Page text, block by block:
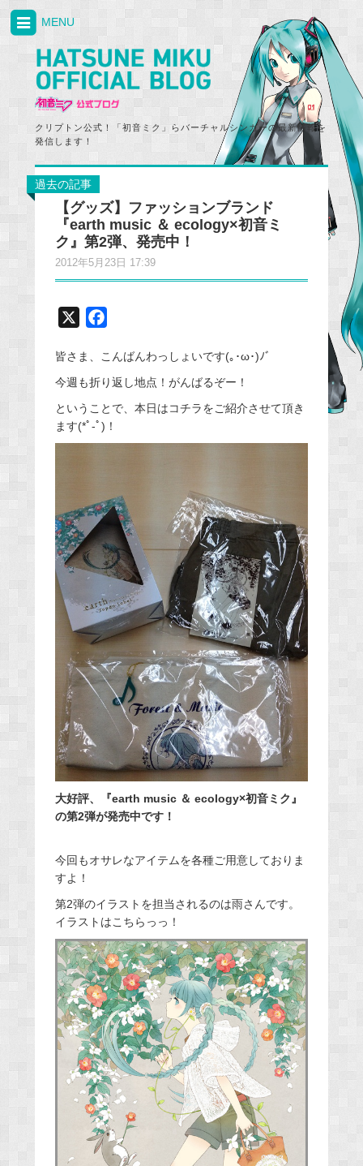
クリプトン公式！「初音ミク」らバーチャルシンガーの最新情報を
発信します！
MENU
過去の記事
【グッズ】ファッションブランド
『earth music ＆ ecology×初音ミ
ク』第2弾、発売中！
2012年5月23日 17:39
c
e
o
o
皆さま、こんばんわっしょいです(｡･ω･)ﾉﾞ
今週も折り返し地点！がんばるぞー！
ということで、本日はコチラをご紹介させて頂き
ます(*ﾟ-ﾟ)！
大好評、『earth music ＆ ecology×初音ミク』
の第2弾が発売中です！
今回もオサレなアイテムを各種ご用意しておりま
すよ！
第2弾のイラストを担当されるのは雨さんです。
イラストはこちらっっ！